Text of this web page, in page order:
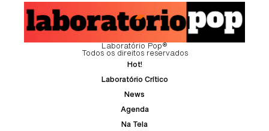
Laboratório Pop®
Todos os direitos reservados
Hot!
Laboratório Crítico
News
Agenda
Na Tela